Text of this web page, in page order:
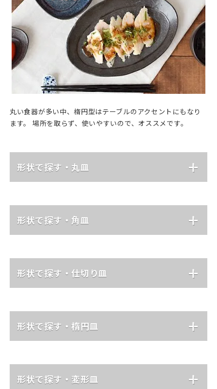
丸い食器が多い中、楕円型はテーブルのアクセントにもなり
ます。 場所を取らず、使いやすいので、オススメです。
形状で探す・丸皿
形状で探す・角皿
形状で探す・仕切り皿
形状で探す・楕円皿
形状で探す・変形皿